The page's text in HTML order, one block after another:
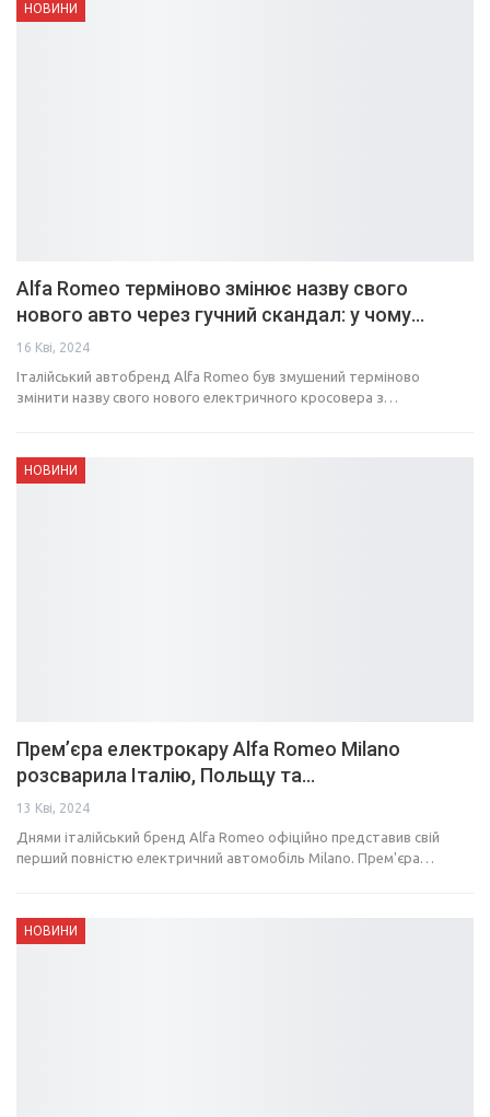
НОВИНИ
Alfa Romeo терміново змінює назву свого
нового авто через гучний скандал: у чому…
16 Кві, 2024
Італійський автобренд Alfa Romeo був змушений терміново
змінити назву свого нового електричного кросовера з…
НОВИНИ
Прем’єра електрокару Alfa Romeo Milano
розсварила Італію, Польщу та…
13 Кві, 2024
Днями італійський бренд Alfa Romeo офіційно представив свій
перший повністю електричний автомобіль Milano. Прем'єра…
НОВИНИ